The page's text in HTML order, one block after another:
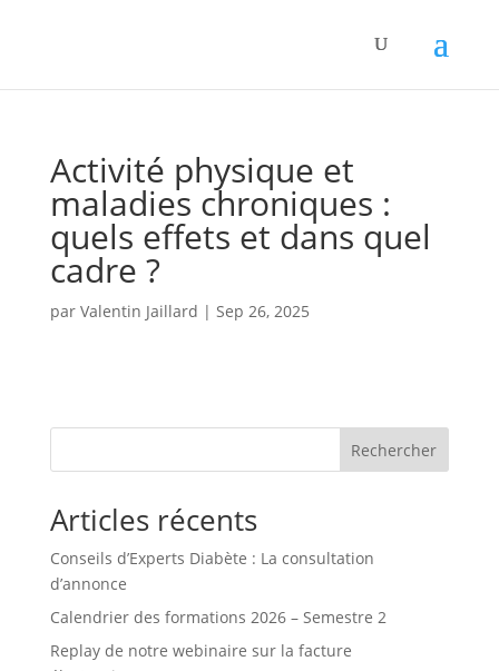
Activité physique et
maladies chroniques :
quels effets et dans quel
cadre ?
par Valentin Jaillard | Sep 26, 2025
Rechercher
Articles récents
Conseils d’Experts Diabète : La consultation
d’annonce
Calendrier des formations 2026 – Semestre 2
Replay de notre webinaire sur la facture